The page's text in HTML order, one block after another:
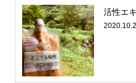
活性エ